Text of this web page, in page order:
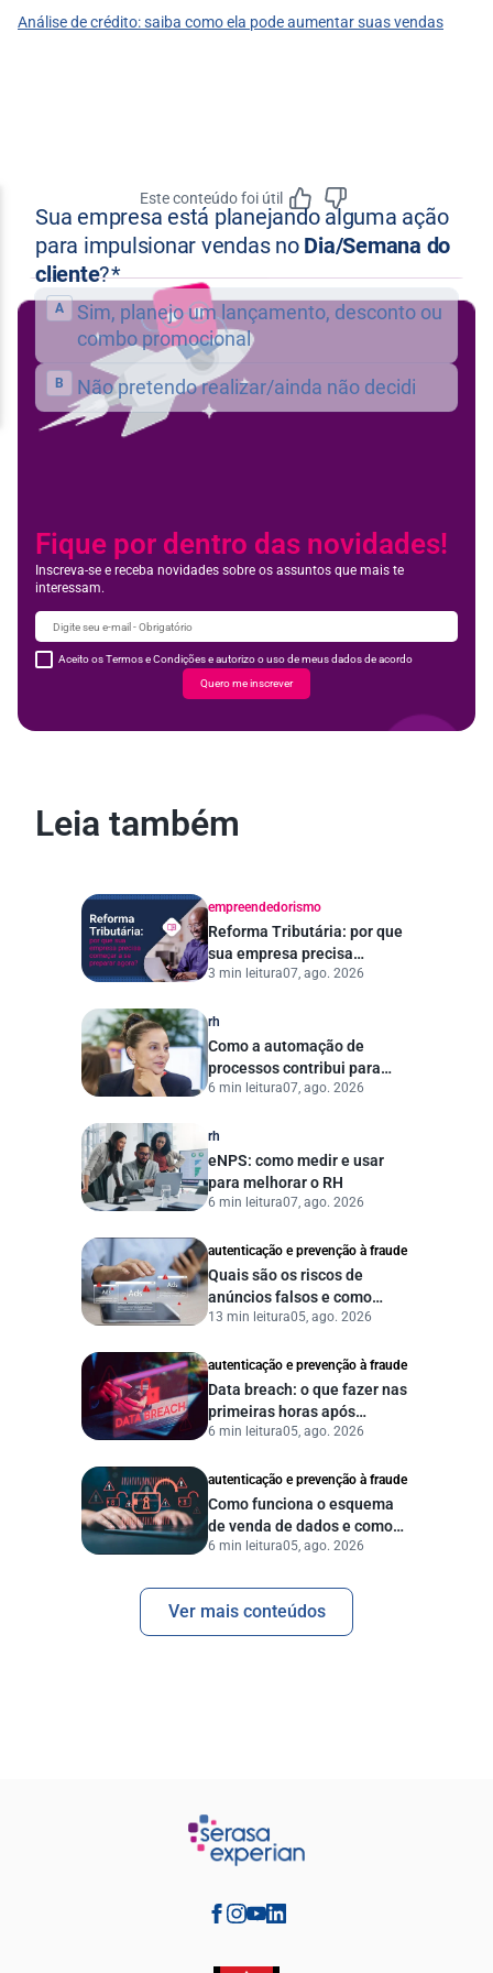
Análise de crédito: saiba como ela pode aumentar suas vendas
Este conteúdo foi útil
Fique por dentro das novidades!
Inscreva-se e receba novidades sobre os assuntos que mais te
interessam.
Aceito os Termos e Condições e autorizo o uso de meus dados de acordo
Quero me inscrever
Leia também
empreendedorismo
Reforma Tributária: por que
sua empresa precisa
começar a se preparar
3 min leitura07, ago. 2026
rh
Como a automação de
processos contribui para
uma gestão pública mais
6 min leitura07, ago. 2026
rh
eNPS: como medir e usar
para melhorar o RH
6 min leitura07, ago. 2026
autenticação e prevenção à fraude
Quais são os riscos de
anúncios falsos e como
proteger seu negócio?
13 min leitura05, ago. 2026
autenticação e prevenção à fraude
Data breach: o que fazer nas
primeiras horas após
vazamento de dados?
6 min leitura05, ago. 2026
autenticação e prevenção à fraude
Como funciona o esquema
de venda de dados e como
proteger sua empresa?
6 min leitura05, ago. 2026
Ver mais conteúdos